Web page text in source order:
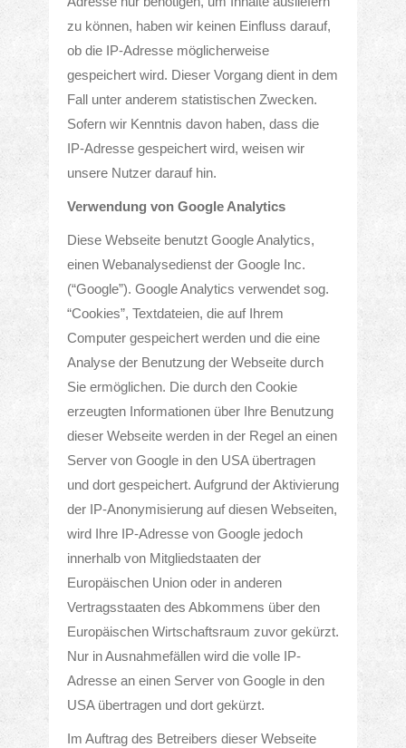
zu können, haben wir keinen Einfluss darauf,
ob die IP-Adresse möglicherweise
gespeichert wird. Dieser Vorgang dient in dem
Fall unter anderem statistischen Zwecken.
Sofern wir Kenntnis davon haben, dass die
IP-Adresse gespeichert wird, weisen wir
unsere Nutzer darauf hin.
Verwendung von Google Analytics
Diese Webseite benutzt Google Analytics,
einen Webanalysedienst der Google Inc.
(“Google”). Google Analytics verwendet sog.
“Cookies”, Textdateien, die auf Ihrem
Computer gespeichert werden und die eine
Analyse der Benutzung der Webseite durch
Sie ermöglichen. Die durch den Cookie
erzeugten Informationen über Ihre Benutzung
dieser Webseite werden in der Regel an einen
Server von Google in den USA übertragen
und dort gespeichert. Aufgrund der Aktivierung
der IP-Anonymisierung auf diesen Webseiten,
wird Ihre IP-Adresse von Google jedoch
innerhalb von Mitgliedstaaten der
Europäischen Union oder in anderen
Vertragsstaaten des Abkommens über den
Europäischen Wirtschaftsraum zuvor gekürzt.
Nur in Ausnahmefällen wird die volle IP-
Adresse an einen Server von Google in den
USA übertragen und dort gekürzt.
Im Auftrag des Betreibers dieser Webseite